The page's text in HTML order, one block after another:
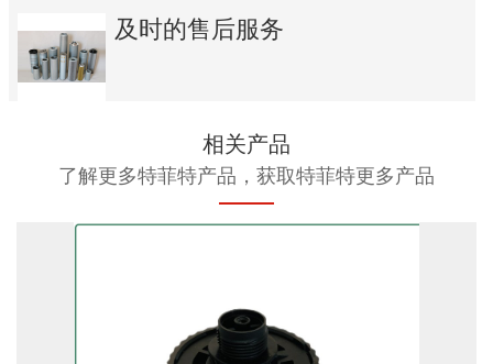
及时的售后服务
相关产品
了解更多特菲特产品，获取特菲特更多产品